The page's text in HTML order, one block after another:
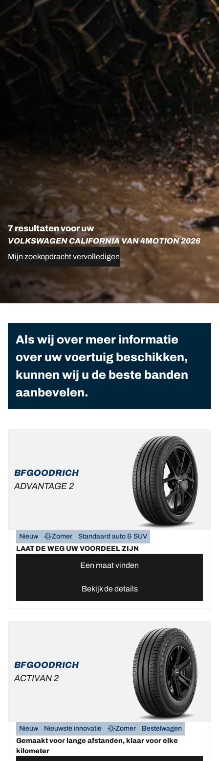
7 resultaten voor uw
VOLKSWAGEN CALIFORNIA VAN 4MOTION 2026
Mijn zoekopdracht vervolledigen
Als wij over meer informatie
over uw voertuig beschikken,
kunnen wij u de beste banden
aanbevelen.
BFGOODRICH
ADVANTAGE 2
Nieuw Zomer
Standaard auto & SUV
LAAT DE WEG UW VOORDEEL ZIJN
Een maat vinden
Bekijk de details
BFGOODRICH
ACTIVAN 2
Nieuw Nieuwste innovatie Zomer
Bestelwagen
Gemaakt voor lange afstanden, klaar voor elke
kilometer